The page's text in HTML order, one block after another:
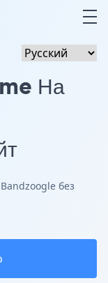
На
без